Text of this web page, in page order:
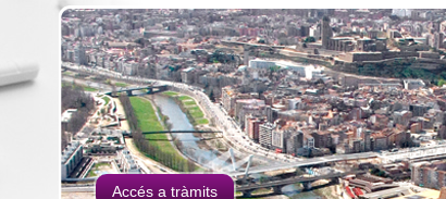
Accés a tràmits